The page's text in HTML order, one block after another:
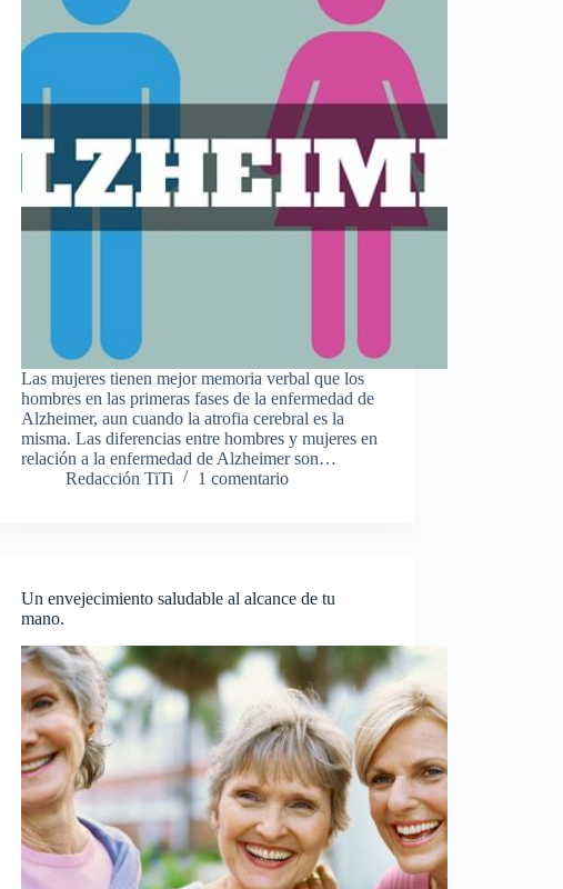
Las mujeres tienen mejor memoria verbal que los
hombres en las primeras fases de la enfermedad de
Alzheimer, aun cuando la atrofia cerebral es la
misma. Las diferencias entre hombres y mujeres en
relación a la enfermedad de Alzheimer son…
Redacción TiTi
1 comentario
Un envejecimiento saludable al alcance de tu
mano.